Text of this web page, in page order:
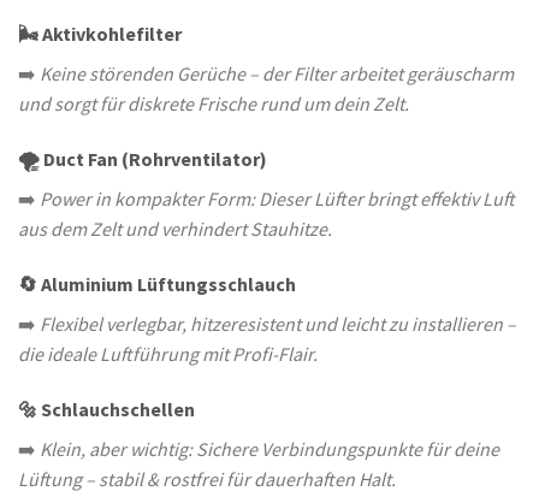
🌬️ Aktivkohlefilter
➡️ Keine störenden Gerüche – der Filter arbeitet geräuscharm
und sorgt für diskrete Frische rund um dein Zelt.
🌪️ Duct Fan (Rohrventilator)
➡️ Power in kompakter Form: Dieser Lüfter bringt effektiv Luft
aus dem Zelt und verhindert Stauhitze.
🔄 Aluminium Lüftungsschlauch
➡️ Flexibel verlegbar, hitzeresistent und leicht zu installieren –
die ideale Luftführung mit Profi-Flair.
🔩 Schlauchschellen
➡️ Klein, aber wichtig: Sichere Verbindungspunkte für deine
Lüftung – stabil & rostfrei für dauerhaften Halt.